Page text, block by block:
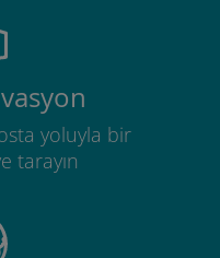
yoluyla bir
tarayın